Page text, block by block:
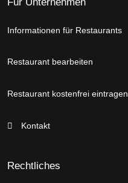
Informationen für Restaurants
Restaurant bearbeiten
Restaurant kostenfrei eintragen
Kontakt
Rechtliches